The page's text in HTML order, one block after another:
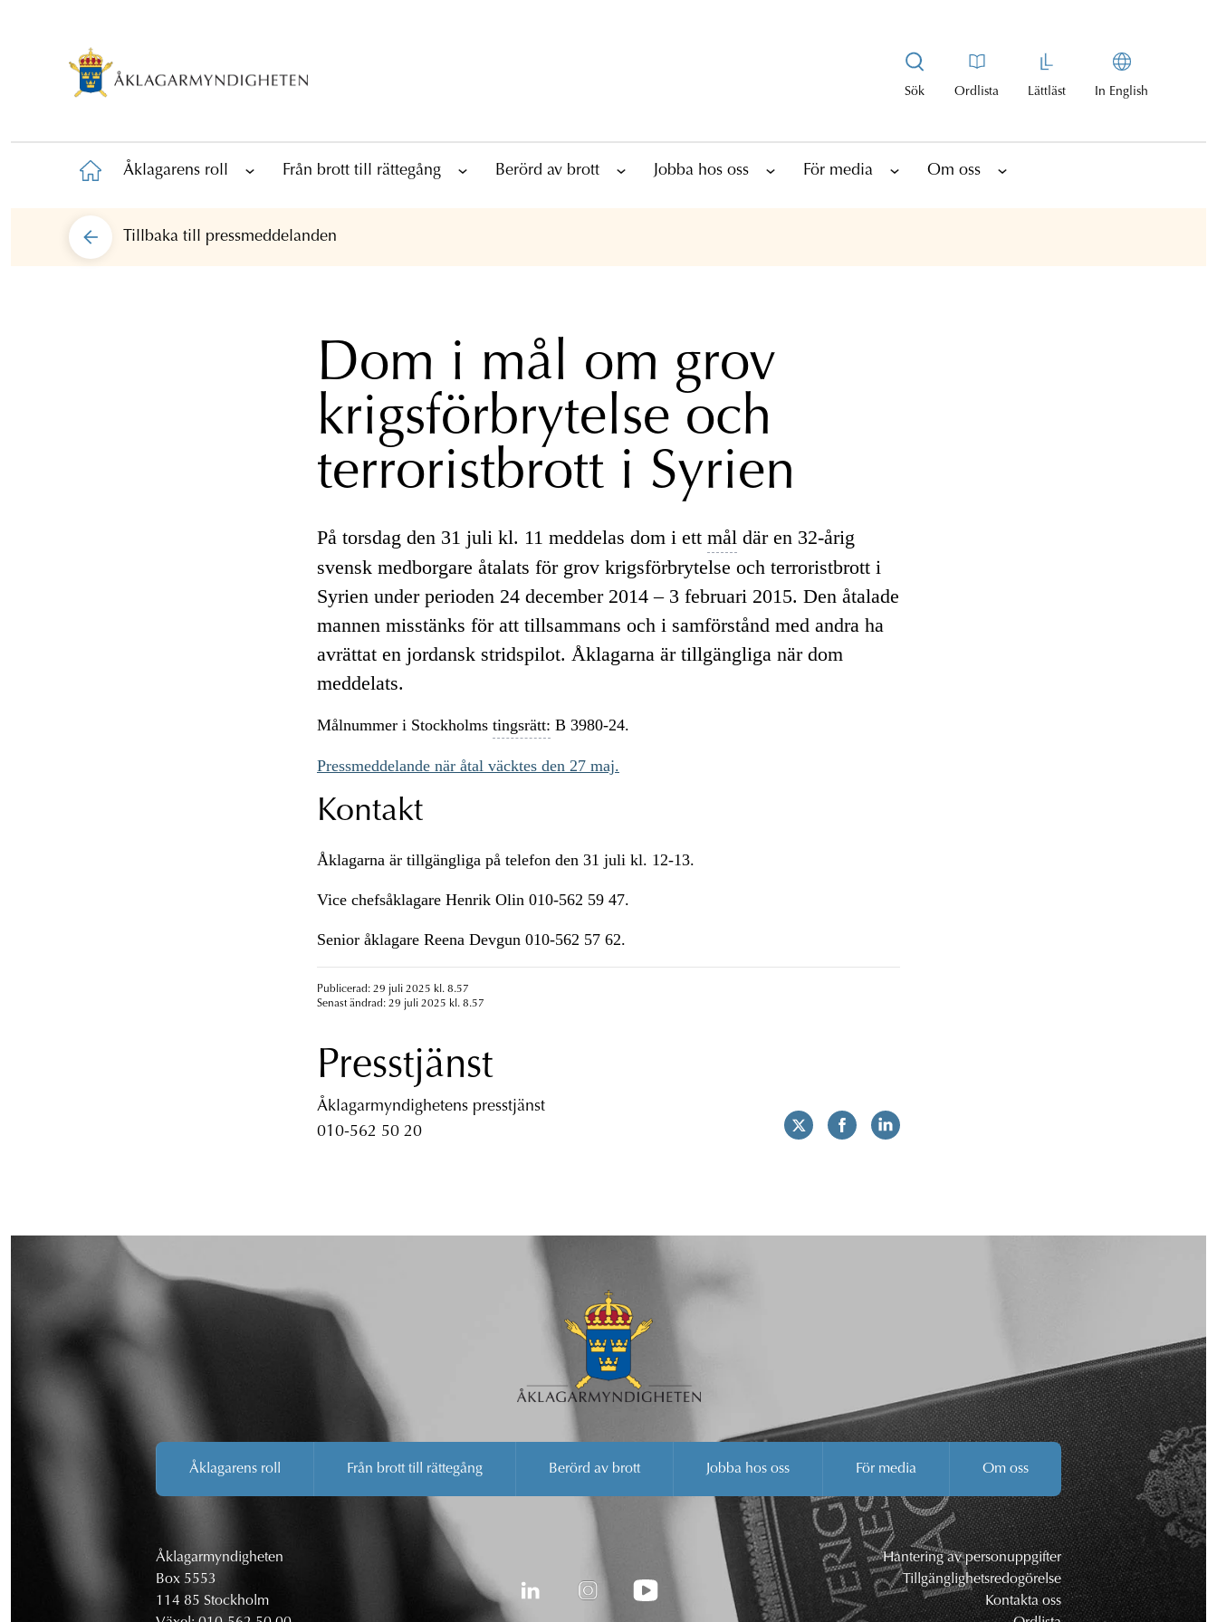
Sök Ordlista Lättläst In English
Åklagarens roll Från brott till rättegång Berörd av brott Jobba hos oss För media Om oss
Tillbaka till pressmeddelanden
Dom i mål om grov
krigsförbrytelse och
terroristbrott i Syrien
På torsdag den 31 juli kl. 11 meddelas dom i ett mål där en 32-årig
svensk medborgare åtalats för grov krigsförbrytelse och terroristbrott i
Syrien under perioden 24 december 2014 – 3 februari 2015. Den åtalade
mannen misstänks för att tillsammans och i samförstånd med andra ha
avrättat en jordansk stridspilot. Åklagarna är tillgängliga när dom
meddelats.
Målnummer i Stockholms tingsrätt: B 3980-24.
Pressmeddelande när åtal väcktes den 27 maj.
Kontakt
Åklagarna är tillgängliga på telefon den 31 juli kl. 12-13.
Vice chefsåklagare Henrik Olin 010-562 59 47.
Senior åklagare Reena Devgun 010-562 57 62.
Publicerad: 29 juli 2025 kl. 8.57
Senast ändrad: 29 juli 2025 kl. 8.57
Presstjänst
Åklagarmyndighetens presstjänst
010-562 50 20
Åklagarens roll Från brott till rättegång Berörd av brott Jobba hos oss För media Om oss
Åklagarmyndigheten
Box 5553
114 85 Stockholm
Hantering av personuppgifter
Tillgänglighetsredogörelse
Kontakta oss